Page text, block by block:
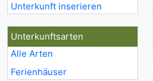
Unterkunft inserieren
Unterkunftsarten
Alle Arten
Ferienhäuser